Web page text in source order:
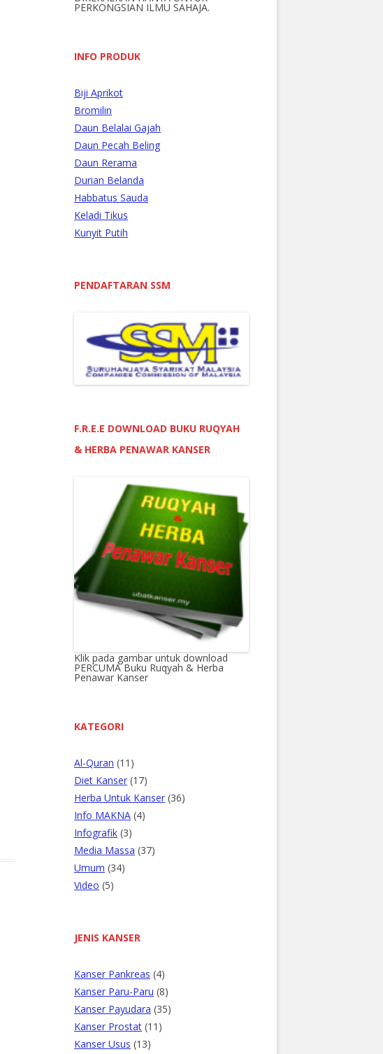
rPERKONGSIAN ILMU SAHAJA.
INFO PRODUK
Biji Aprikot
Bromilin
Daun Belalai Gajah
Daun Pecah Beling
Daun Rerama
Durian Belanda
Habbatus Sauda
Keladi Tikus
Kunyit Putih
PENDAFTARAN SSM
F.R.E.E DOWNLOAD BUKU RUQYAH
& HERBA PENAWAR KANSER
Klik pada gambar untuk download
PERCUMA Buku Ruqyah & Herba
Penawar Kanser
KATEGORI
Al-Quran (11)
Diet Kanser (17)
Herba Untuk Kanser (36)
Info MAKNA (4)
Infografik (3)
Media Massa (37)
Umum (34)
Video (5)
JENIS KANSER
Kanser Pankreas (4)
Kanser Paru-Paru (8)
Kanser Payudara (35)
Kanser Prostat (11)
Kanser Usus (13)